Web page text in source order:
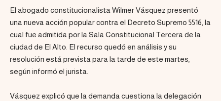
El abogado constitucionalista Wilmer Vásquez presentó
una nueva acción popular contra el Decreto Supremo 5516, la
cual fue admitida por la Sala Constitucional Tercera de la
ciudad de El Alto. El recurso quedó en análisis y su
resolución está prevista para la tarde de este martes,
según informó el jurista.
Vásquez explicó que la demanda cuestiona la delegación